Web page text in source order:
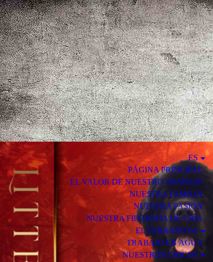
ES
PÁGINA PRINCIPAL
EL VALOR DE NUESTRO TRABAJO
NUESTRA FAMILIA
NUESTRA PASIÓN
NUESTRA FILOSOFÍA DE CRÍA
EL TERRANOVA
TRABAJO EN AGUA
NUESTROS CHICOS